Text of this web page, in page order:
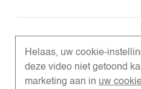
Helaas, uw cookie-
deze video niet getoond
marketing aan in uw